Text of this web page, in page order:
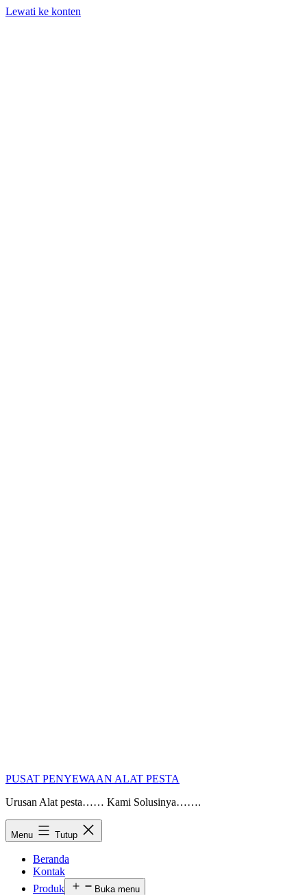
Lewati ke konten
PUSAT PENYEWAAN ALAT PESTA
Urusan Alat pesta…… Kami Solusinya…….
Menu Tutup
Beranda
Kontak
Produk
Buka menu